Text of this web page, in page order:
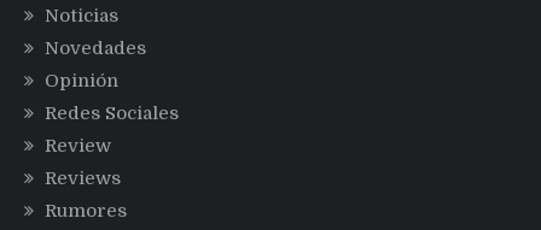
Noticias
Novedades
Opinión
Redes Sociales
Review
Reviews
Rumores